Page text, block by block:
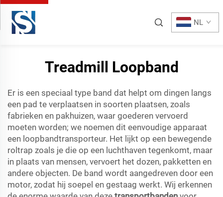
NL
Treadmill Loopband
Er is een speciaal type band dat helpt om dingen langs
een pad te verplaatsen in soorten plaatsen, zoals
fabrieken en pakhuizen, waar goederen vervoerd
moeten worden; we noemen dit eenvoudige apparaat
een loopbandtransporteur. Het lijkt op een bewegende
roltrap zoals je die op een luchthaven tegenkomt, maar
in plaats van mensen, vervoert het dozen, pakketten en
andere objecten. De band wordt aangedreven door een
motor, zodat hij soepel en gestaag werkt. Wij erkennen